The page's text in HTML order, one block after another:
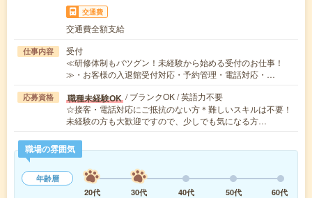
交通費
交通費全額支給
仕事内容
受付
≪研修体制もバツグン！未経験から始める受付のお仕事！
≫・お客様の入退館受付対応・予約管理・電話対応・…
応募資格 職種未経験OK / ブランクOK / 英語力不要
☆接客・電話対応にご抵抗のない方＊難しいスキルは不要！
未経験の方も大歓迎ですので、少しでも気になる方…
職場の雰囲気
年齢層
20代
30代 40代 50代
60代